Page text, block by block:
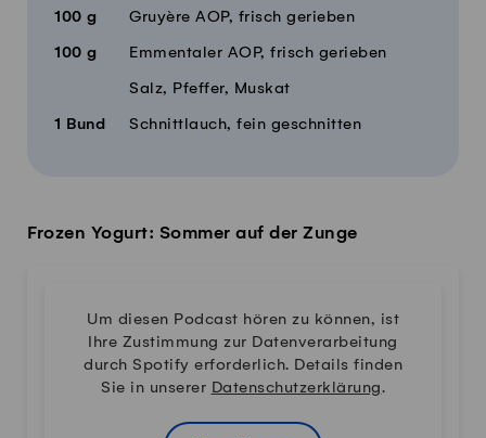
100 g Gruyère AOP, frisch gerieben
100 g Emmentaler AOP, frisch gerieben
Salz, Pfeffer, Muskat
1 Bund Schnittlauch, fein geschnitten
Frozen Yogurt: Sommer auf der Zunge
Um diesen Podcast hören zu können, ist
Ihre Zustimmung zur Datenverarbeitung
durch Spotify erforderlich. Details finden
Sie in unserer Datenschutzerklärung.